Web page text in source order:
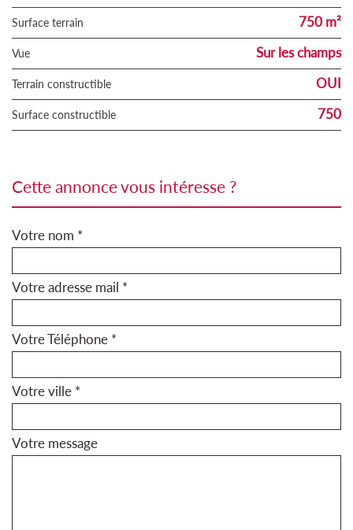
surface terrain 750 m²
Vue Sur les champs
Terrain constructible OUI
Surface constructible 750
cette annonce vous intéresse ?
Votre nom *
Votre adresse mail *
Votre Téléphone *
Votre ville *
Votre message